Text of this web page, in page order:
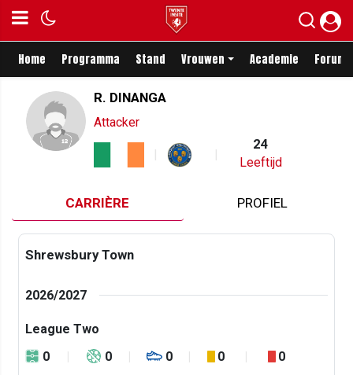
Home Programma Stand Vrouwen Academie Forum
R. DINANGA
Attacker
24
Leeftijd
CARRIÈRE PROFIEL
Shrewsbury Town
2026/2027
League Two
0
0 0 0 0